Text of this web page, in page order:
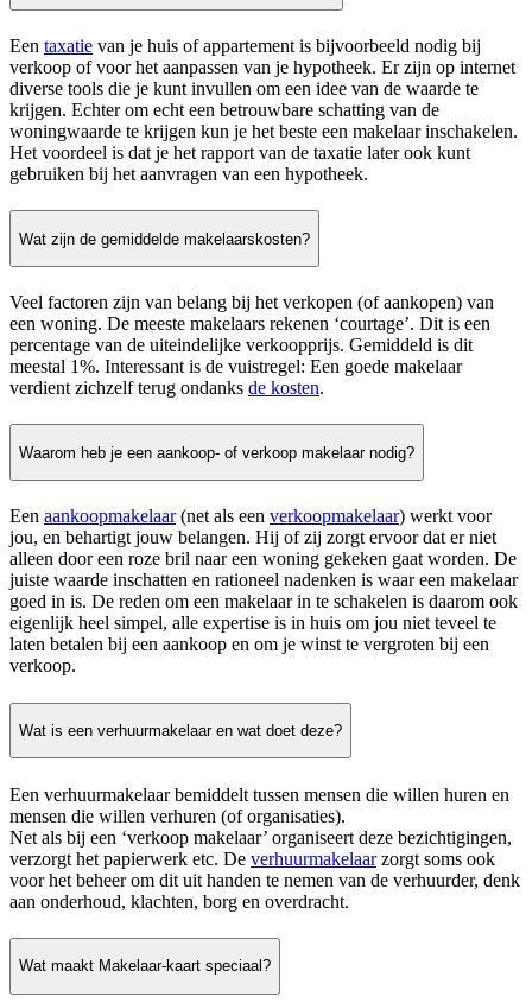
Een taxatie van je huis of appartement is bijvoorbeeld nodig bij
verkoop of voor het aanpassen van je hypotheek. Er zijn op internet
diverse tools die je kunt invullen om een idee van de waarde te
krijgen. Echter om echt een betrouwbare schatting van de
woningwaarde te krijgen kun je het beste een makelaar inschakelen.
Het voordeel is dat je het rapport van de taxatie later ook kunt
gebruiken bij het aanvragen van een hypotheek.
Wat zijn de gemiddelde makelaarskosten?
Veel factoren zijn van belang bij het verkopen (of aankopen) van
een woning. De meeste makelaars rekenen ‘courtage’. Dit is een
percentage van de uiteindelijke verkoopprijs. Gemiddeld is dit
meestal 1%. Interessant is de vuistregel: Een goede makelaar
verdient zichzelf terug ondanks de kosten.
Waarom heb je een aankoop- of verkoop makelaar nodig?
Een aankoopmakelaar(net als een verkoopmakelaar) werkt voor
jou, en behartigt jouw belangen. Hij of zij zorgt ervoor dat er niet
alleen door een roze bril naar een woning gekeken gaat worden. De
juiste waarde inschatten en rationeel nadenken is waar een makelaar
goed in is. De reden om een makelaar in te schakelen is daarom ook
eigenlijk heel simpel, alle expertise is in huis om jou niet teveel te
laten betalen bij een aankoop en om je winst te vergroten bij een
verkoop.
Wat is een verhuurmakelaar en wat doet deze?
Een verhuurmakelaar bemiddelt tussen mensen die willen huren en
mensen die willen verhuren (of organisaties).
Net als bij een ‘verkoop makelaar’ organiseert deze bezichtigingen,
verzorgt het papierwerk etc. De verhuurmakelaarzorgt soms ook
voor het beheer om dit uit handen te nemen van de verhuurder, denk
aan onderhoud, klachten, borg en overdracht.
Wat maakt Makelaar-kaart speciaal?